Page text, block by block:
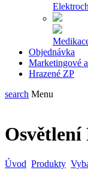
Objednávka
Marketingové
Hrazené ZP
search Menu
Osvětlení
Úvod Produkty